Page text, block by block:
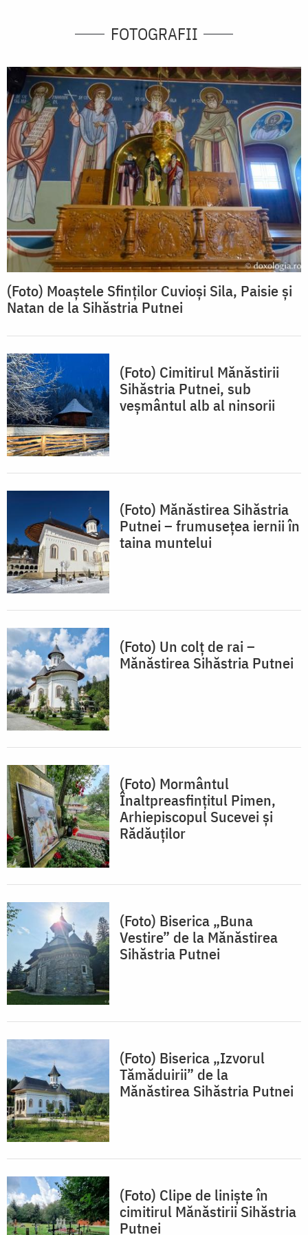
FOTOGRAFII
(Foto) Moaștele Sfinților Cuvioși Sila, Paisie și
Natan de la Sihăstria Putnei
(Foto) Cimitirul Mănăstirii
Sihăstria Putnei, sub
veșmântul alb al ninsorii
(Foto) Mănăstirea Sihăstria
Putnei – frumusețea iernii în
taina muntelui
(Foto) Un colț de rai –
Mănăstirea Sihăstria Putnei
(Foto) Mormântul
Înaltpreasfințitul Pimen,
Arhiepiscopul Sucevei și
Rădăuților
(Foto) Biserica „Buna
Vestire” de la Mănăstirea
Sihăstria Putnei
(Foto) Biserica „Izvorul
Tămăduirii” de la
Mănăstirea Sihăstria Putnei
(Foto) Clipe de liniște în
cimitirul Mănăstirii Sihăstria
Putnei